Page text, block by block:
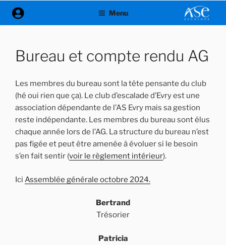
Aller
Menu
Bureau et compte rendu AG
Les membres du bureau sont la tête pensante du club
(hé oui rien que ça). Le club d’escalade d’Evry est une
association dépendante de l’AS Evry mais sa gestion
reste indépendante. Les membres du bureau sont élus
chaque année lors de l’AG. La structure du bureau n’est
pas figée et peut être amenée à évoluer si le besoin
s’en fait sentir (voir le règlement intérieur).
Ici Assemblée générale octobre 2024.
Bertrand
Trésorier
Patricia